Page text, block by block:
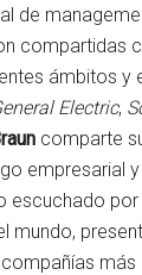
de
compartidas
ámbitos y
Electric,
comparte
empresarial
escuchado por
mundo,
más